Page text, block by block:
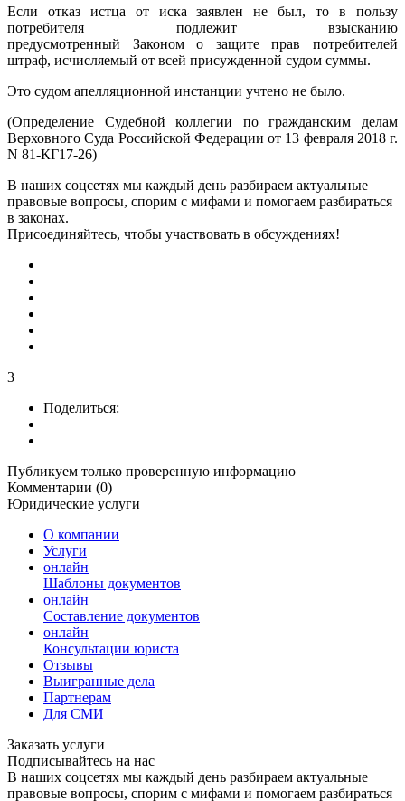
Если отказ истца от иска заявлен не был, то в пользу
потребителя подлежит взысканию
предусмотренный Законом о защите прав потребителей
штраф, исчисляемый от всей присужденной судом суммы.
Это судом апелляционной инстанции учтено не было.
(Определение Судебной коллегии по гражданским делам
Верховного Суда Российской Федерации от 13 февраля 2018 г.
N 81-КГ17-26)
В наших соцсетях мы каждый день разбираем актуальные
правовые вопросы, спорим с мифами и помогаем разбираться
в законах.
Присоединяйтесь, чтобы участвовать в обсуждениях!
3
Поделиться:
Публикуем только проверенную информацию
Комментарии (0)
Юридические услуги
О компании
Услуги
онлайн
Шаблоны документов
онлайн
Составление документов
онлайн
Консультации юриста
Отзывы
Выигранные дела
Партнерам
Для СМИ
Заказать услуги
Подписывайтесь на нас
В наших соцсетях мы каждый день разбираем актуальные
правовые вопросы, спорим с мифами и помогаем разбираться